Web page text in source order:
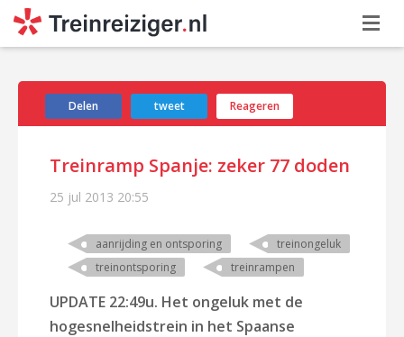
Delen tweet Reageren
Treinramp Spanje: zeker 77 doden
25 jul 2013 20:55
aanrijding en ontsporing
treinongeluk
treinontsporing
treinrampen
UPDATE 22:49u. Het ongeluk met de
hogesnelheidstrein in het Spaanse